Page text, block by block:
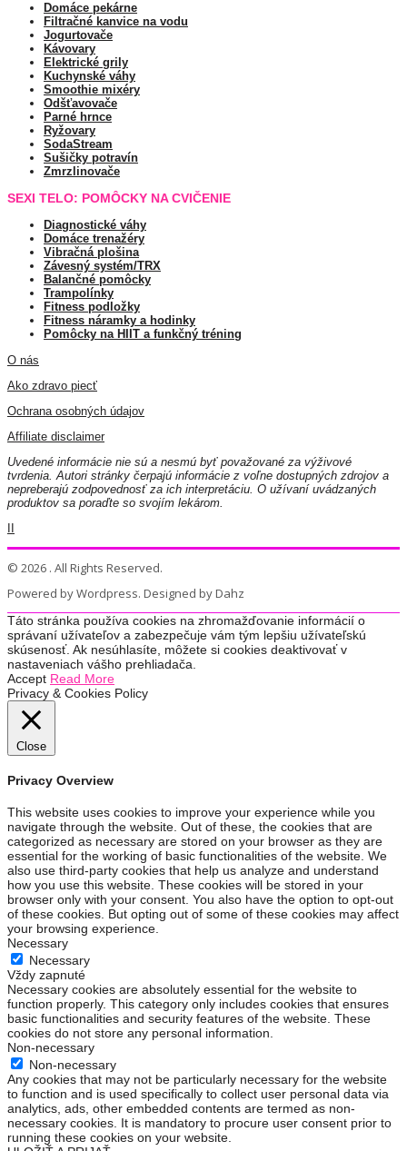
Domáce pekárne
Filtračné kanvice na vodu
Jogurtovače
Kávovary
Elektrické grily
Kuchynské váhy
Smoothie mixéry
Odšťavovače
Parné hrnce
Ryžovary
SodaStream
Sušičky potravín
Zmrzlinovače
SEXI TELO: POMÔCKY NA CVIČENIE
Diagnostické váhy
Domáce trenažéry
Vibračná plošina
Závesný systém/TRX
Balančné pomôcky
Trampolínky
Fitness podložky
Fitness náramky a hodinky
Pomôcky na HIIT a funkčný tréning
O nás
Ako zdravo piecť
Ochrana osobných údajov
Affiliate disclaimer
Uvedené informácie nie sú a nesmú byť považované za výživové
tvrdenia. Autori stránky čerpajú informácie z voľne dostupných zdrojov a
nepreberajú zodpovednosť za ich interpretáciu. O užívaní uvádzaných
produktov sa poraďte so svojím lekárom.
© 2026 . All Rights Reserved.
Powered by Wordpress. Designed by Dahz
Táto stránka používa cookies na zhromažďovanie informácií o
správaní užívateľov a zabezpečuje vám tým lepšiu užívateľskú
skúsenosť. Ak nesúhlasíte, môžete si cookies deaktivovať v
nastaveniach vášho prehliadača.
Accept Read More
Privacy & Cookies Policy
Close
Privacy Overview
This website uses cookies to improve your experience while you
navigate through the website. Out of these, the cookies that are
categorized as necessary are stored on your browser as they are
essential for the working of basic functionalities of the website. We
also use third-party cookies that help us analyze and understand
how you use this website. These cookies will be stored in your
browser only with your consent. You also have the option to opt-out
of these cookies. But opting out of some of these cookies may affect
your browsing experience.
Necessary
Necessary
Vždy zapnuté
Necessary cookies are absolutely essential for the website to
function properly. This category only includes cookies that ensures
basic functionalities and security features of the website. These
cookies do not store any personal information.
Non-necessary
Non-necessary
Any cookies that may not be particularly necessary for the website
to function and is used specifically to collect user personal data via
analytics, ads, other embedded contents are termed as non-
necessary cookies. It is mandatory to procure user consent prior to
running these cookies on your website.